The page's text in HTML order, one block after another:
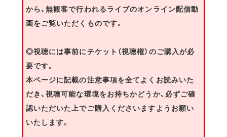
から、無観客で行われるライブのオンライン配信動
画をご覧いただくものです。
◎視聴には事前にチケット（視聴権）のご購入が必
要です。
本ページに記載の注意事項を全てよくお読みいた
だき、視聴可能な環境をお持ちかどうか、必ずご確
認いただいた上でご購入くださいますようお願い
いたします。